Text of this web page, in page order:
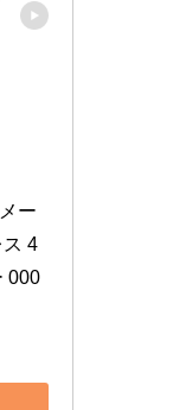
ー
4
000